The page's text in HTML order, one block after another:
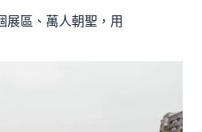
展區、萬人朝聖，用